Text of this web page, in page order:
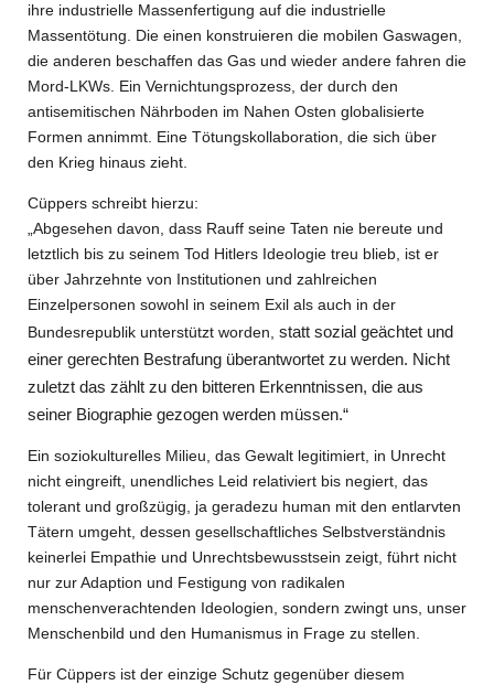
ihre industrielle Massenfertigung auf die industrielle
Massentötung. Die einen konstruieren die mobilen Gaswagen,
die anderen beschaffen das Gas und wieder andere fahren die
Mord-LKWs. Ein Vernichtungsprozess, der durch den
antisemitischen Nährboden im Nahen Osten globalisierte
Formen annimmt. Eine Tötungskollaboration, die sich über
den Krieg hinaus zieht.
Cüppers schreibt hierzu:
„Abgesehen davon, dass Rauff seine Taten nie bereute und
letztlich bis zu seinem Tod Hitlers Ideologie treu blieb, ist er
über Jahrzehnte von Institutionen und zahlreichen
Einzelpersonen sowohl in seinem Exil als auch in der
Bundesrepublik unterstützt worden, statt sozial geächtet und
einer gerechten Bestrafung überantwortet zu werden. Nicht
zuletzt das zählt zu den bitteren Erkenntnissen, die aus
seiner Biographie gezogen werden müssen.“
Ein soziokulturelles Milieu, das Gewalt legitimiert, in Unrecht
nicht eingreift, unendliches Leid relativiert bis negiert, das
tolerant und großzügig, ja geradezu human mit den entlarvten
Tätern umgeht, dessen gesellschaftliches Selbstverständnis
keinerlei Empathie und Unrechtsbewusstsein zeigt, führt nicht
nur zur Adaption und Festigung von radikalen
menschenverachtenden Ideologien, sondern zwingt uns, unser
Menschenbild und den Humanismus in Frage zu stellen.
Für Cüppers ist der einzige Schutz gegenüber diesem